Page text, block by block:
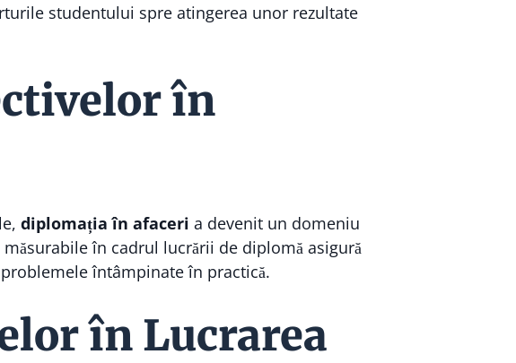
studentului spre atingerea unor rezultate
în
diplomația în afaceri a devenit un domeniu
în cadrul lucrării de diplomă asigură
întâmpinate în practică.
în Lucrarea